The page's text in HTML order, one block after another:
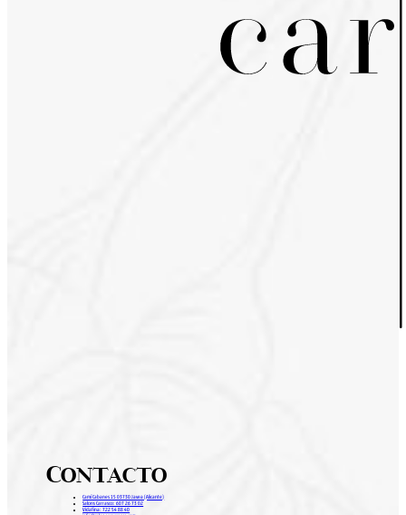
Contacto
Camí Cabanes 15 03730 Javea (Alicante)
Salons Carrasco: 607 26 73 02
Vidafina: 722 54 88 40